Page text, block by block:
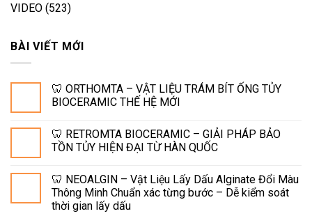
VIDEO (523)
BÀI VIẾT MỚI
🦷 ORTHOMTA – VẬT LIỆU TRÁM BÍT ỐNG TỦY
BIOCERAMIC THẾ HỆ MỚI
🦷 RETROMTA BIOCERAMIC – GIẢI PHÁP BẢO
TỒN TỦY HIỆN ĐẠI TỪ HÀN QUỐC
🦷 NEOALGIN – Vật Liệu Lấy Dấu Alginate Đổi Màu
Thông Minh Chuẩn xác từng bước – Dễ kiểm soát
thời gian lấy dấu